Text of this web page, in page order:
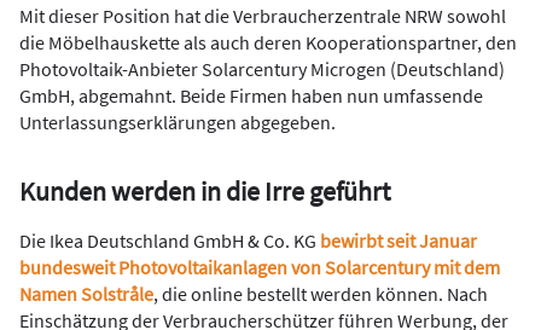
Mit dieser Position hat die Verbraucherzentrale NRW sowohl
die Möbelhauskette als auch deren Kooperationspartner, den
Photovoltaik-Anbieter Solarcentury Microgen (Deutschland)
GmbH, abgemahnt. Beide Firmen haben nun umfassende
Unterlassungserklärungen abgegeben.
Kunden werden in die Irre geführt
Die Ikea Deutschland GmbH & Co. KG bewirbt seit Januar
bundesweit Photovoltaikanlagen von Solarcentury mit dem
Namen Solstråle, die online bestellt werden können. Nach
Einschätzung der Verbraucherschützer führen Werbung, der